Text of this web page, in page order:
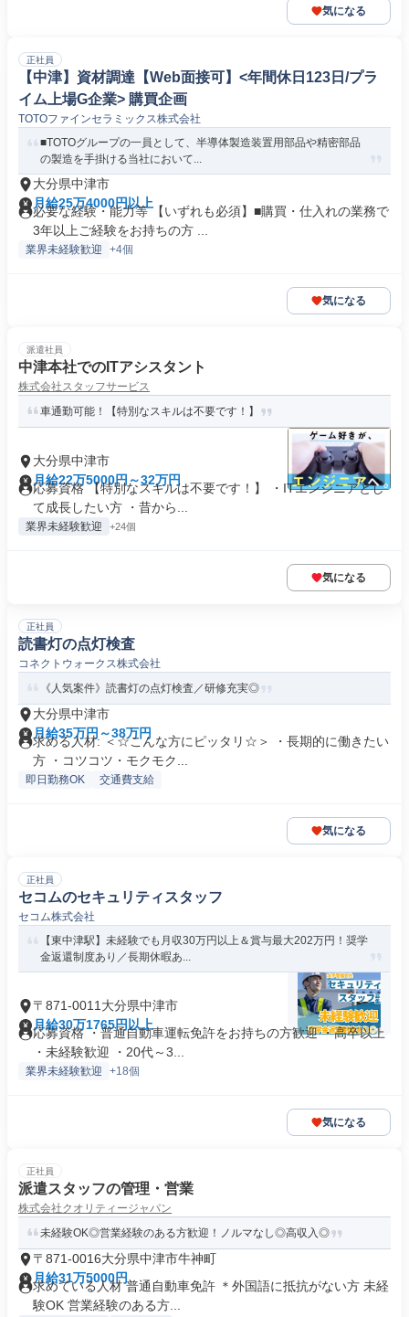
気になる
正社員
【中津】資材調達【Web面接可】<年間休日123日/プラ
イム上場G企業> 購買企画
TOTOファインセラミックス株式会社
■TOTOグループの一員として、半導体製造装置用部品や精密部品
の製造を手掛ける当社において...
大分県中津市
月給25万4000円以上
必要な経験・能力等 【いずれも必須】■購買・仕入れの業務で
3年以上ご経験をお持ちの方 ...
業界未経験歓迎 +4個
気になる
派遣社員
中津本社でのITアシスタント
株式会社スタッフサービス
車通勤可能！【特別なスキルは不要です！】
大分県中津市
月給22万5000円～32万円
応募資格 【特別なスキルは不要です！】 ・ITエンジニアとし
て成長したい方 ・昔から...
業界未経験歓迎 +24個
気になる
正社員
読書灯の点灯検査
コネクトウォークス株式会社
《人気案件》読書灯の点灯検査／研修充実◎
大分県中津市
月給35万円～38万円
求める人材: ＜☆こんな方にピッタリ☆＞ ・長期的に働きたい
方 ・コツコツ・モクモク...
即日勤務OK 交通費支給
気になる
正社員
セコムのセキュリティスタッフ
セコム株式会社
【東中津駅】未経験でも月収30万円以上＆賞与最大202万円！奨学
金返還制度あり／長期休暇あ...
〒871-0011大分県中津市
月給30万1765円以上
応募資格 ・普通自動車運転免許をお持ちの方歓迎 ・高卒以上
・未経験歓迎 ・20代～3...
業界未経験歓迎 +18個
気になる
正社員
派遣スタッフの管理・営業
株式会社クオリティージャパン
未経験OK◎営業経験のある方歓迎！ノルマなし◎高収入◎
〒871-0016大分県中津市牛神町
月給31万5000円
求めている人材 普通自動車免許 ＊外国語に抵抗がない方 未経
験OK 営業経験のある方...